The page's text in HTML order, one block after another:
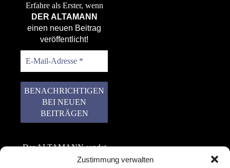
Zustimmung verwalten
Erfahre als Erster, wenn
DER ALTAMANN
einen neuen Beitrag
veröffentlicht!
Der ALTAMANN sendet
keinen Spam! Er gibt